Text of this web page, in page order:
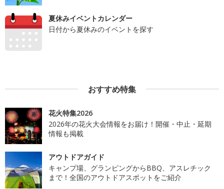
夏休みイベントカレンダー
日付から夏休みのイベントを探す
おすすめ特集
花火特集2026
2026年の花火大会情報をお届け！開催・中止・延期
情報も掲載
アウトドアガイド
キャンプ場、グランピングからBBQ、アスレチック
まで！全国のアウトドアスポットをご紹介